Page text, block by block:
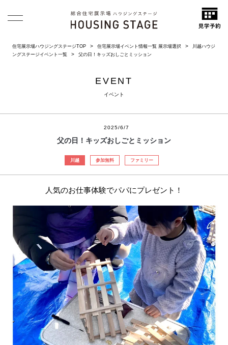
住宅展示場ハウジングステージTOP 住宅展示場イベント情報一覧 展示場選択
川越ハウジ
ングステージイベント一覧
父の日！キッズおしごとミッション
EVENT
イベント
2025/6/7
父の日！キッズおしごとミッション
川越 参加無料 ファミリー
人気のお仕事体験でパパにプレゼント！